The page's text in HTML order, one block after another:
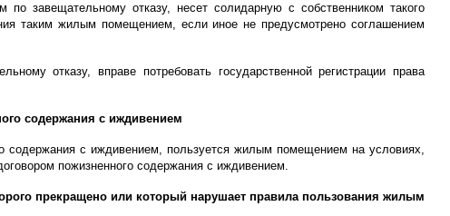
завещательному отказу, несет солидарную с собственником такого
таким жилым помещением, если иное не предусмотрено соглашением
отказу, вправе потребовать государственной регистрации права
содержания с иждивением
с иждивением, пользуется жилым помещением на условиях,
пожизненного содержания с иждивением.
прекращено или который нарушает правила пользования жилым